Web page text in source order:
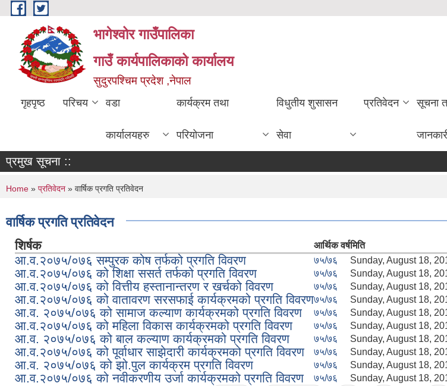
Skip to main content
भागेश्वोर गाउँपालिका
गाउँ कार्यपालिकाको कार्यालय
सुदुरपश्चिम प्रदेश ,नेपाल
गृहपृष्ठ परिचय वडा
कार्यालयहरु
कार्यक्रम तथा
परियोजना
विधुतीय शुसासन
सेवा
प्रतिवेदन सूचना
प्रमुख सूचना ::
You are here
Home » प्रतिवेदन » वार्षिक प्रगति प्रतिवेदन
वार्षिक प्रगति प्रतिवेदन
शिर्षक आर्थिक वर्षमिति
आ.व.२०७५/०७६ सम्पुरक कोष तर्फको प्रगति विवरण ७५/७६ Sunday, August 18,
आ.व.२०७५/०७६ को शिक्षा ससर्त तर्फको प्रगति विवरण ७५/७६ Sunday, August 18,
आ.व.२०७५/०७६ को वित्तीय हस्तानान्तरण र खर्चको विवरण ७५/७६ Sunday, August 18,
आ.व.२०७५/०७६ को वातावरण सरसफाई कार्यक्रमको प्रगति विवरण७५/७६ Sunday, August 18,
आ.व. २०७५/०७६ को सामाज कल्याण कार्यक्रमको प्रगति विवरण ७५/७६ Sunday, August 18,
आ.व.२०७५/०७६ को महिला विकास कार्यक्रमको प्रगति विवरण ७५/७६ Sunday, August 18,
आ.व. २०७५/०७६ को बाल कल्याण कार्यक्रमको प्रगति विवरण ७५/७६ Sunday, August 18,
आ.व.२०७५/०७६ को पूर्वाधार साझेदारी कार्यक्रमको प्रगति विवरण ७५/७६ Sunday, August 18,
आ.व. २०७५/०७६ को झो.पुल कार्यक्रम प्रगति विवरण ७५/७६ Sunday, August 18,
आ.व.२०७५/०७६ को नवीकरणीय उर्जा कार्यक्रमको प्रगति विवरण ७५/७६ Sunday, August 18,